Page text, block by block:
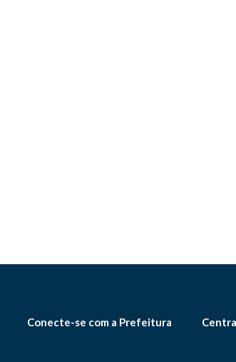
Conecte-se com a Prefeitura